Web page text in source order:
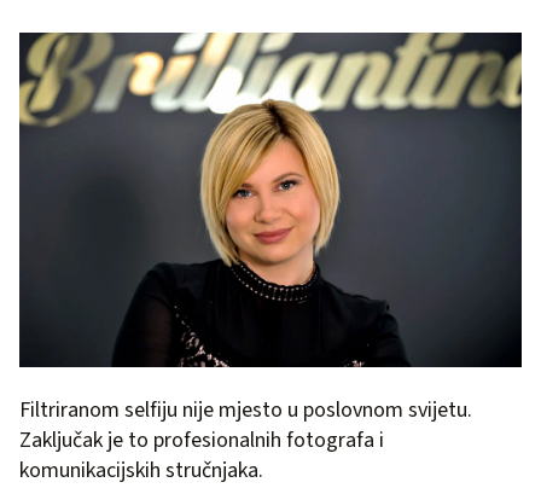
Filtriranom selfiju nije mjesto u poslovnom svijetu.
Zaključak je to profesionalnih fotografa i
komunikacijskih stručnjaka.